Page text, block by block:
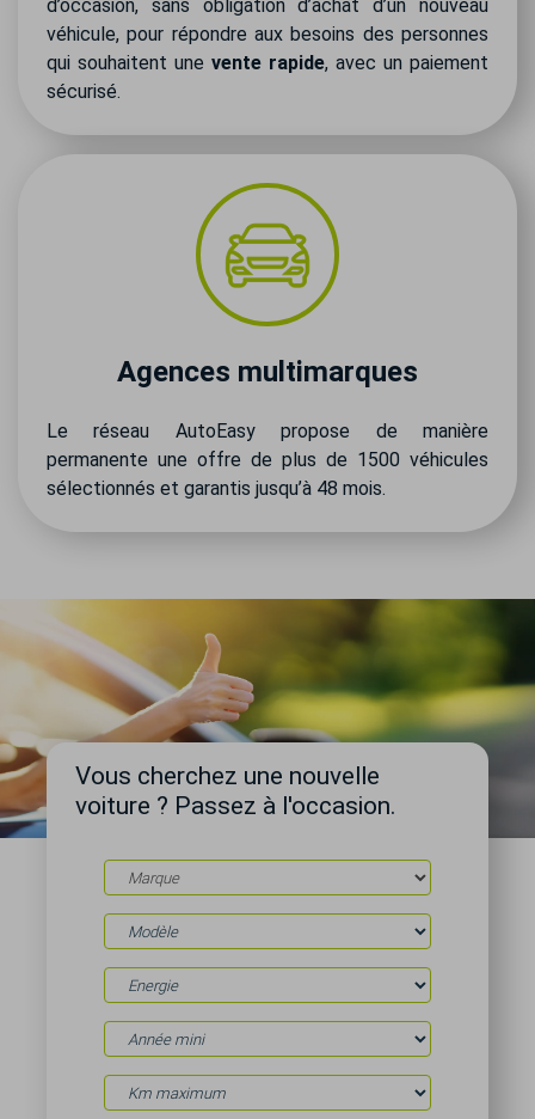
d’occasion, sans obligation d’achat d’un nouveau
véhicule, pour répondre aux besoins des personnes
qui souhaitent une vente rapide, avec un paiement
sécurisé.
Agences multimarques
Le réseau AutoEasy propose de manière
permanente une offre de plus de 1500 véhicules
sélectionnés et garantis jusqu’à 48 mois.
Vous cherchez une nouvelle
voiture ? Passez à l'occasion.